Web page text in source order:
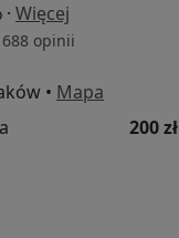
· Więcej
688 opinii
• Mapa
200 zł